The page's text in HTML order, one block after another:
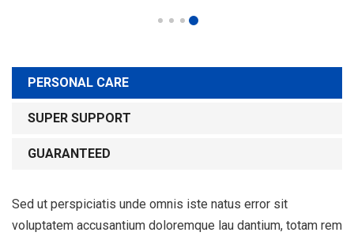
PERSONAL CARE
SUPER SUPPORT
GUARANTEED
Sed ut perspiciatis unde omnis iste natus error sit
voluptatem accusantium doloremque lau dantium, totam rem